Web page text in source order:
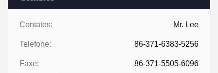
Contatos: Mr. Lee
Telefone: 86-371-6383-5256
Faxe: 86-371-5505-6096